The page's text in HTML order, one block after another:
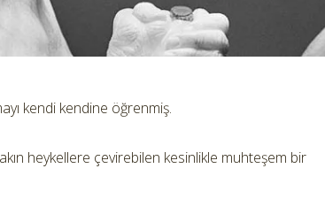
kendi kendine öğrenmiş.
heykellere çevirebilen kesinlikle muhteşem bir